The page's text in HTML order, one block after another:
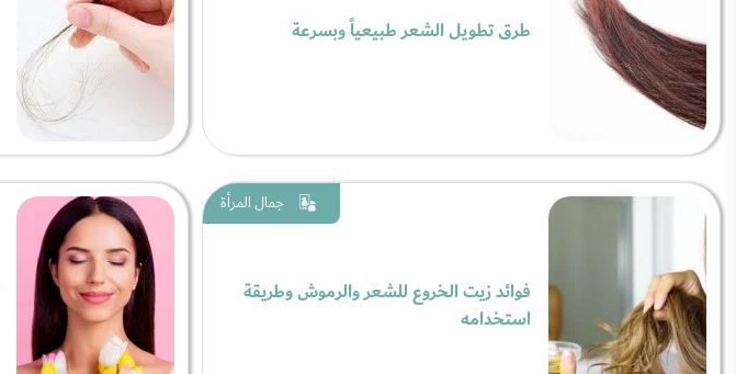
طرق تطويل الشعر طبيعياً وبسرعة
جمال المرأة
فوائد زيت الخروع للشعر والرموش وطريقة
استخدامه